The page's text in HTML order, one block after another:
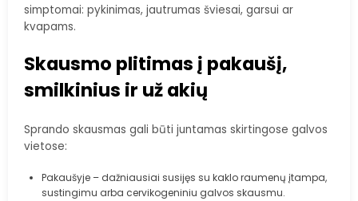
simptomai: pykinimas, jautrumas šviesai, garsui ar
kvapams.
Skausmo plitimas į pakaušį,
smilkinius ir už akių
Sprando skausmas gali būti juntamas skirtingose galvos
vietose:
Pakaušyje – dažniausiai susijęs su kaklo raumenų įtampa,
sustingimu arba cervikogeniniu galvos skausmu.